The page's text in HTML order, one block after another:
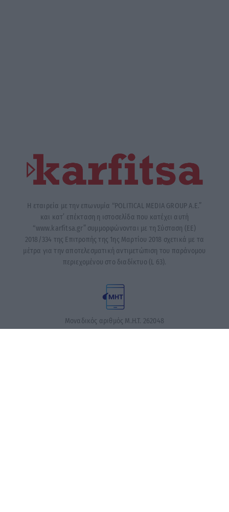
Η εταιρεία με την επωνυμία “POLITICAL MEDIA GROUP A.E.”
και κατ’ επέκταση η ιστοσελίδα που κατέχει αυτή
“www.karfitsa.gr” συμμορφώνονται με τη Σύσταση (ΕΕ)
2018/334 της Επιτροπής της 1ης Μαρτίου 2018 σχετικά με τα
μέτρα για την αποτελεσματική αντιμετώπιση του παράνομου
περιεχομένου στο διαδίκτυο (L 63).
Μοναδικός αριθμός Μ.Η.Τ. 262048